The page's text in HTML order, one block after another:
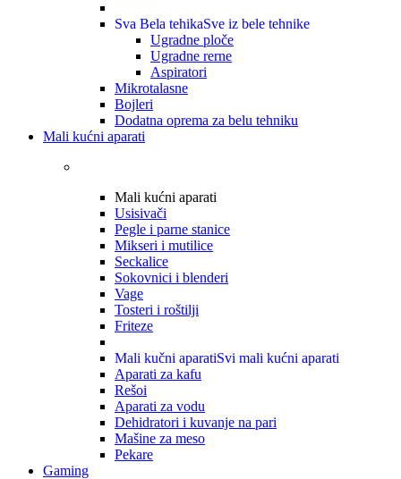
Sva Bela tehikaSve iz bele tehnike
Ugradne ploče
Ugradne rerne
Aspiratori
Mikrotalasne
Bojleri
Dodatna oprema za belu tehniku
Mali kućni aparati
Mali kućni aparati
Usisivači
Pegle i parne stanice
Mikseri i mutilice
Seckalice
Sokovnici i blenderi
Vage
Tosteri i roštilji
Friteze
Mali kučni aparatiSvi mali kućni aparati
Aparati za kafu
Rešoi
Aparati za vodu
Dehidratori i kuvanje na pari
Mašine za meso
Pekare
Gaming